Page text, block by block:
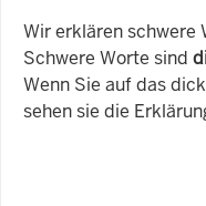
Wir erklären schwere
Schwere Worte sind
Wenn Sie auf das
sehen sie die